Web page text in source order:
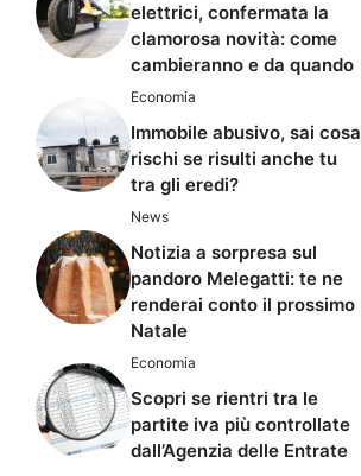
elettrici, confermata la
clamorosa novità: come
cambieranno e da quando
Economia
Immobile abusivo, sai cosa
rischi se risulti anche tu
tra gli eredi?
News
Notizia a sorpresa sul
pandoro Melegatti: te ne
renderai conto il prossimo
Natale
Economia
Scopri se rientri tra le
partite iva più controllate
dall’Agenzia delle Entrate